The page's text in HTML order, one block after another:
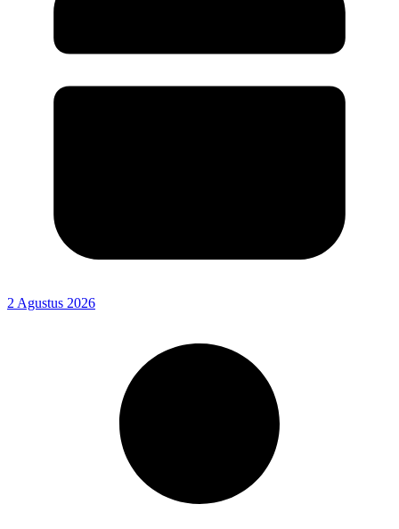
2 Agustus 2026